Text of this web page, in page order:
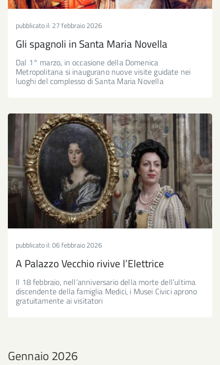
pubblicato il: 27 febbraio 2026
Gli spagnoli in Santa Maria Novella
Dal 1° marzo, in occasione della Domenica
Metropolitana si inaugurano nuove visite guidate nei
luoghi del complesso di Santa Maria Novella
pubblicato il:06 febbraio 2026
A Palazzo Vecchio rivive l’Elettrice
Il 18 febbraio, nell’anniversario della morte dell’ultima
discendente della famiglia Medici, i Musei Civici aprono
gratuitamente ai visitatori
Gennaio 2026